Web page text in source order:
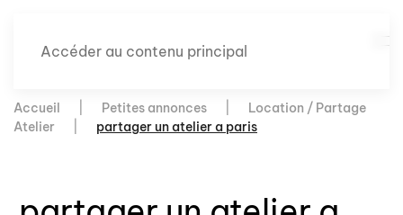
Accéder au contenu principal
Accueil Petites annonces
Location / Partage
Atelier
partager un atelier a paris